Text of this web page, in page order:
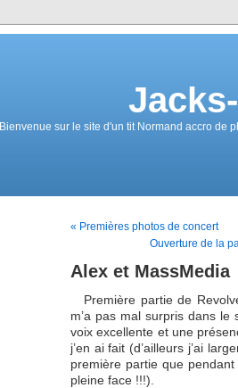
Bienvenue sur le site d'un tit Normand accro de
« Premières photos de concert
Ouverture de la
Alex et MassMedia
Première partie de
m’a pas mal surpris dans
voix excellente et une
j’en ai fait (d’ailleurs j’ai
première partie que
pleine face !!!).